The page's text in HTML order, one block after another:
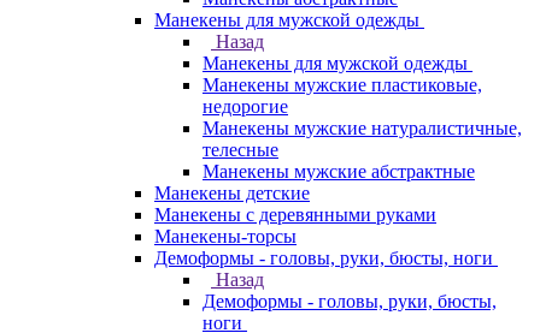
Манекены для мужской одежды
Назад
Манекены для мужской одежды
Манекены мужские пластиковые,
недорогие
Манекены мужские натуралистичные,
телесные
Манекены мужские абстрактные
Манекены детские
Манекены с деревянными руками
Манекены-торсы
Демоформы - головы, руки, бюсты, ноги
Назад
Демоформы - головы, руки, бюсты,
ноги